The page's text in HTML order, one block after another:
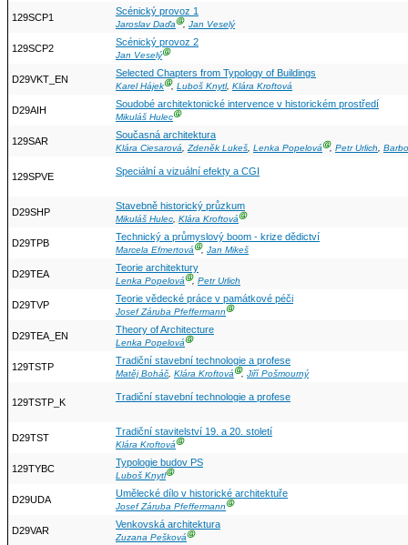
129SCP1
Scénický provoz 1
Jaroslav DaďaⒼ, Jan Veselý
129SCP2
Scénický provoz 2
Jan VeselýⒼ
D29VKT_EN
Selected Chapters from Typology of Buildings
Karel HájekⒼ, Luboš Knytl, Klára Kroftová
D29AIH
Soudobé architektonické intervence v historickém prostředí
Mikuláš HulecⒼ
129SAR
Současná architektura
Klára Ciesarová,Zdeněk Lukeš, Lenka PopelováⒼ, Petr Urlich,
129SPVE Speciální a vizuální efekty a CGI
D29SHP
Stavebně historický průzkum
Mikuláš Hulec, Klára KroftováⒼ
D29TPB
Technický a průmyslový boom - krize dědictví
Marcela EfmertováⒼ, Jan Mikeš
D29TEA
Teorie architektury
Lenka PopelováⒼ, Petr Urlich
D29TVP
Teorie vědecké práce v památkové péči
Josef Záruba PfeffermannⒼ
D29TEA_EN
Theory of Architecture
Lenka PopelováⒼ
129TSTP
Tradiční stavební technologie a profese
Matěj Boháč, Klára KroftováⒼ, Jiří Pošmourný
129TSTP_K Tradiční stavební technologie a profese
D29TST
Tradiční stavitelství 19. a 20. století
Klára KroftováⒼ
129TYBC
Typologie budov PS
Luboš KnytlⒼ
D29UDA
Umělecké dílo v historické architektuře
Josef Záruba PfeffermannⒼ
D29VAR
Venkovská architektura
Zuzana PeškováⒼ